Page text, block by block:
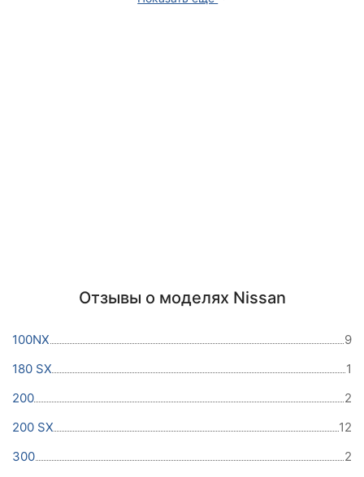
Отзывы о моделях Nissan
100NX
9
180 SX
1
200
2
200 SX
12
300
2